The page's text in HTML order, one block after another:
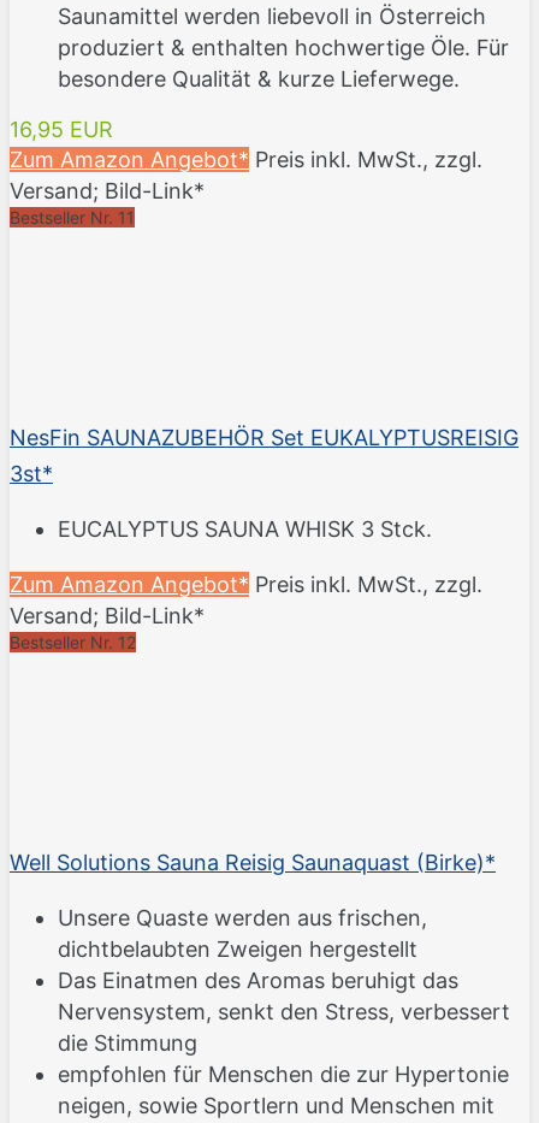
Saunamittel werden liebevoll in Österreich
produziert & enthalten hochwertige Öle. Für
besondere Qualität & kurze Lieferwege.
16,95 EUR
Zum Amazon Angebot* Preis inkl. MwSt., zzgl.
Versand; Bild-Link*
Bestseller Nr. 11
NesFin SAUNAZUBEHÖR Set EUKALYPTUSREISIG
3st*
EUCALYPTUS SAUNA WHISK 3 Stck.
Zum Amazon Angebot* Preis inkl. MwSt., zzgl.
Versand; Bild-Link*
Bestseller Nr. 12
Well Solutions Sauna Reisig Saunaquast (Birke)*
Unsere Quaste werden aus frischen,
dichtbelaubten Zweigen hergestellt
Das Einatmen des Aromas beruhigt das
Nervensystem, senkt den Stress, verbessert
die Stimmung
empfohlen für Menschen die zur Hypertonie
neigen, sowie Sportlern und Menschen mit